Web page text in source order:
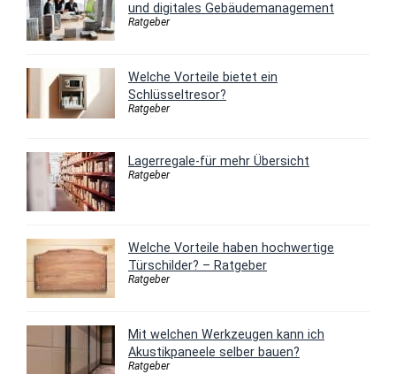
und digitales Gebäudemanagement
Ratgeber
Welche Vorteile bietet ein
Schlüsseltresor?
Ratgeber
Lagerregale-für mehr Übersicht
Ratgeber
Welche Vorteile haben hochwertige
Türschilder? – Ratgeber
Ratgeber
Mit welchen Werkzeugen kann ich
Akustikpaneele selber bauen?
Ratgeber